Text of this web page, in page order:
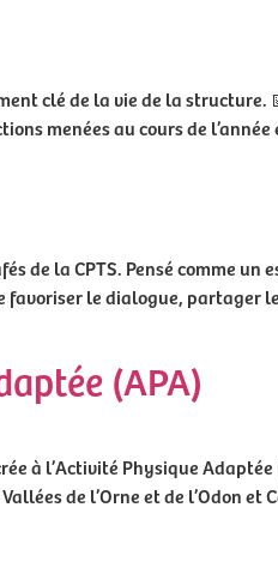
clé de la vie de la structure.
menées au cours de
de la CPTS. Pensé comme un
favoriser le dialogue, partager
(APA)
à l’Activité Physique Adaptée
de l’Orne et de l’Odon et